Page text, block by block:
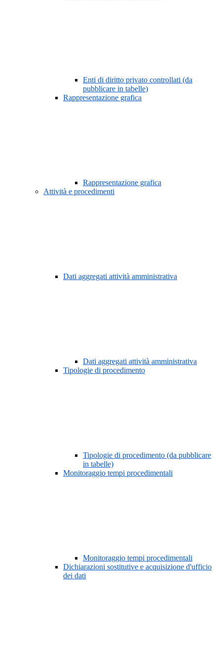
Enti di diritto privato controllati (da
pubblicare in tabelle)
Rappresentazione grafica
Rappresentazione grafica
Attività e procedimenti
Dati aggregati attività amministrativa
Dati aggregati attività amministrativa
Tipologie di procedimento
Tipologie di procedimento (da pubblicare
in tabelle)
Monitoraggio tempi procedimentali
Monitoraggio tempi procedimentali
Dichiarazioni sostitutive e acquisizione d'ufficio
dei dati